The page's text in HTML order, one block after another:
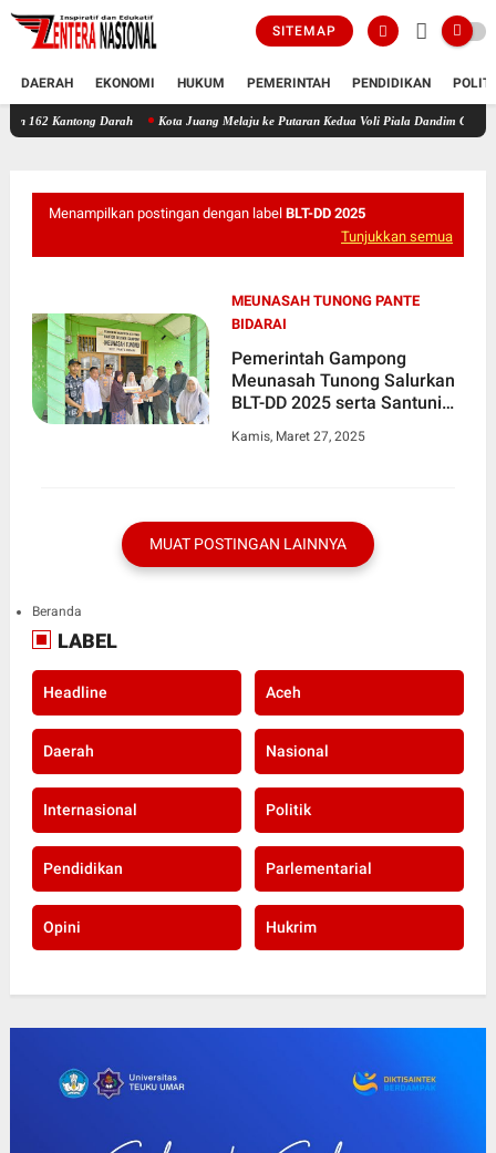
SITEMAP
DAERAH EKONOMI HUKUM PEMERINTAH PENDIDIKAN
Darah Kota Juang Melaju ke Putaran Kedua Voli Piala Dandim Cup 0111/Bireuen
Menampilkan postingan dengan label BLT-DD 2025
Tunjukkan semua
MEUNASAH TUNONG PANTE
BIDARAI
Pemerintah Gampong
Meunasah Tunong Salurkan
BLT-DD 2025 serta Santuni
Kamis, Maret 27, 2025
MUAT POSTINGAN LAINNYA
Beranda
LABEL
Headline Aceh
Daerah Nasional
Internasional Politik
Pendidikan Parlementarial
Opini Hukrim